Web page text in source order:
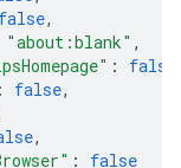
false,
"about:blank" ,
: false
: false,
,
:
false